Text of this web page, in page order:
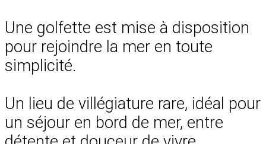
Une golfette est mise à disposition
pour rejoindre la mer en toute
simplicité.
Un lieu de villégiature rare, idéal pour
un séjour en bord de mer, entre